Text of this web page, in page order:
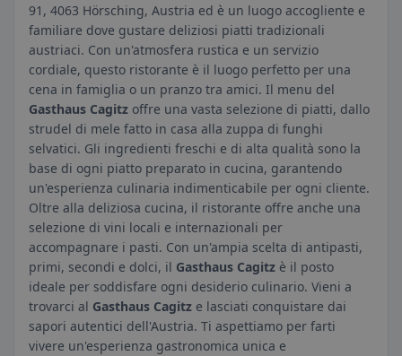
91, 4063 Hörsching, Austria ed è un luogo accogliente e
familiare dove gustare deliziosi piatti tradizionali
austriaci. Con un'atmosfera rustica e un servizio
cordiale, questo ristorante è il luogo perfetto per una
cena in famiglia o un pranzo tra amici. Il menu del
Gasthaus Cagitz offre una vasta selezione di piatti, dallo
strudel di mele fatto in casa alla zuppa di funghi
selvatici. Gli ingredienti freschi e di alta qualità sono la
base di ogni piatto preparato in cucina, garantendo
un'esperienza culinaria indimenticabile per ogni cliente.
Oltre alla deliziosa cucina, il ristorante offre anche una
selezione di vini locali e internazionali per
accompagnare i pasti. Con un'ampia scelta di antipasti,
primi, secondi e dolci, il Gasthaus Cagitz è il posto
ideale per soddisfare ogni desiderio culinario. Vieni a
trovarci al Gasthaus Cagitz e lasciati conquistare dai
sapori autentici dell'Austria. Ti aspettiamo per farti
vivere un'esperienza gastronomica unica e